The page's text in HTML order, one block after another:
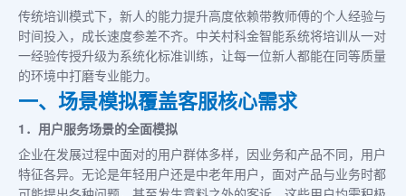
传统培训模式下，新人的能力提升高度依赖带教师傅的个人经验与
时间投入，成长速度参差不齐。中关村科金智能系统将培训从一对
一经验传授升级为系统化标准训练，让每一位新人都能在同等质量
的环境中打磨专业能力。
一、场景模拟覆盖客服核心需求
1．用户服务场景的全面模拟
企业在发展过程中面对的用户群体多样，因业务和产品不同，用户
特征各异。无论是年轻用户还是中老年用户，面对产品与业务时都